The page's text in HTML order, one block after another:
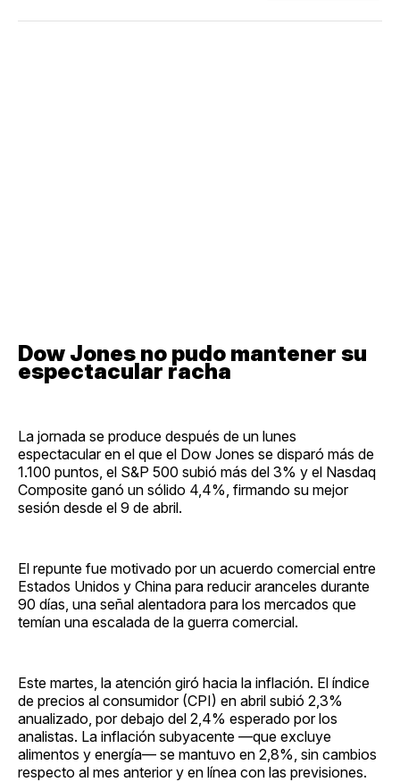
Dow Jones no pudo mantener su
espectacular racha
La jornada se produce después de un lunes
espectacular en el que el Dow Jones se disparó más de
1.100 puntos, el S&P 500 subió más del 3% y el Nasdaq
Composite ganó un sólido 4,4%, firmando su mejor
sesión desde el 9 de abril.
El repunte fue motivado por un acuerdo comercial entre
Estados Unidos y China para reducir aranceles durante
90 días, una señal alentadora para los mercados que
temían una escalada de la guerra comercial.
Este martes, la atención giró hacia la inflación. El índice
de precios al consumidor (CPI) en abril subió 2,3%
anualizado, por debajo del 2,4% esperado por los
analistas. La inflación subyacente —que excluye
alimentos y energía— se mantuvo en 2,8%, sin cambios
respecto al mes anterior y en línea con las previsiones.